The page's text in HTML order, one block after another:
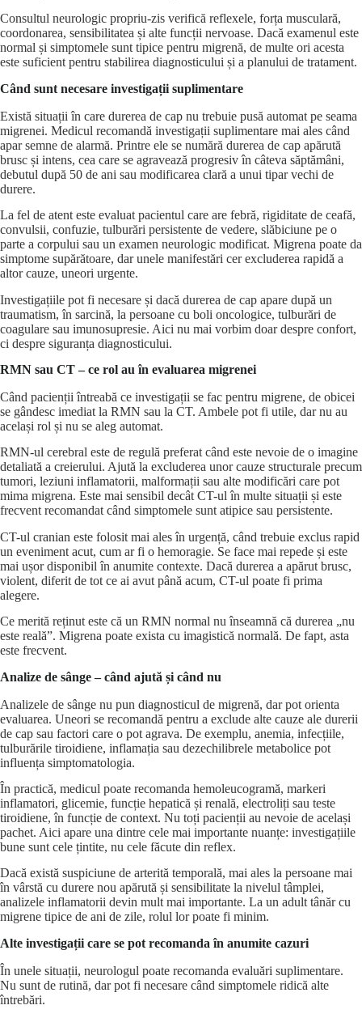
Consultul neurologic propriu-zis verifică reflexele, forța musculară,
coordonarea, sensibilitatea și alte funcții nervoase. Dacă examenul este
normal și simptomele sunt tipice pentru migrenă, de multe ori acesta
este suficient pentru stabilirea diagnosticului și a planului de tratament.
Când sunt necesare investigații suplimentare
Există situații în care durerea de cap nu trebuie pusă automat pe seama
migrenei. Medicul recomandă investigații suplimentare mai ales când
apar semne de alarmă. Printre ele se numără durerea de cap apărută
brusc și intens, cea care se agravează progresiv în câteva săptămâni,
debutul după 50 de ani sau modificarea clară a unui tipar vechi de
durere.
La fel de atent este evaluat pacientul care are febră, rigiditate de ceafă,
convulsii, confuzie, tulburări persistente de vedere, slăbiciune pe o
parte a corpului sau un examen neurologic modificat. Migrena poate da
simptome supărătoare, dar unele manifestări cer excluderea rapidă a
altor cauze, uneori urgente.
Investigațiile pot fi necesare și dacă durerea de cap apare după un
traumatism, în sarcină, la persoane cu boli oncologice, tulburări de
coagulare sau imunosupresie. Aici nu mai vorbim doar despre confort,
ci despre siguranța diagnosticului.
RMN sau CT – ce rol au în evaluarea migrenei
Când pacienții întreabă ce investigații se fac pentru migrene, de obicei
se gândesc imediat la RMN sau la CT. Ambele pot fi utile, dar nu au
același rol și nu se aleg automat.
RMN-ul cerebral este de regulă preferat când este nevoie de o imagine
detaliată a creierului. Ajută la excluderea unor cauze structurale precum
tumori, leziuni inflamatorii, malformații sau alte modificări care pot
mima migrena. Este mai sensibil decât CT-ul în multe situații și este
frecvent recomandat când simptomele sunt atipice sau persistente.
CT-ul cranian este folosit mai ales în urgență, când trebuie exclus rapid
un eveniment acut, cum ar fi o hemoragie. Se face mai repede și este
mai ușor disponibil în anumite contexte. Dacă durerea a apărut brusc,
violent, diferit de tot ce ai avut până acum, CT-ul poate fi prima
alegere.
Ce merită reținut este că un RMN normal nu înseamnă că durerea „nu
este reală”. Migrena poate exista cu imagistică normală. De fapt, asta
este frecvent.
Analize de sânge – când ajută și când nu
Analizele de sânge nu pun diagnosticul de migrenă, dar pot orienta
evaluarea. Uneori se recomandă pentru a exclude alte cauze ale durerii
de cap sau factori care o pot agrava. De exemplu, anemia, infecțiile,
tulburările tiroidiene, inflamația sau dezechilibrele metabolice pot
influența simptomatologia.
În practică, medicul poate recomanda hemoleucogramă, markeri
inflamatori, glicemie, funcție hepatică și renală, electroliți sau teste
tiroidiene, în funcție de context. Nu toți pacienții au nevoie de același
pachet. Aici apare una dintre cele mai importante nuanțe: investigațiile
bune sunt cele țintite, nu cele făcute din reflex.
Dacă există suspiciune de arterită temporală, mai ales la persoane mai
în vârstă cu durere nou apărută și sensibilitate la nivelul tâmplei,
analizele inflamatorii devin mult mai importante. La un adult tânăr cu
migrene tipice de ani de zile, rolul lor poate fi minim.
Alte investigații care se pot recomanda în anumite cazuri
În unele situații, neurologul poate recomanda evaluări suplimentare.
Nu sunt de rutină, dar pot fi necesare când simptomele ridică alte
întrebări.